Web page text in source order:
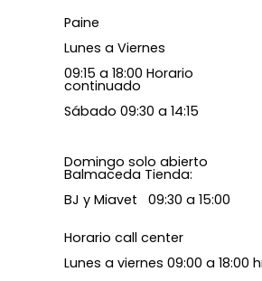
Paine
Lunes a Viernes
09:15 a 18:00 Horario
continuado
Sábado 09:30 a 14:15
Domingo solo abierto
Balmaceda Tienda:
BJ y Miavet 09:30 a 15:00
Horario call center
Lunes a viernes 09:00 a 18:00